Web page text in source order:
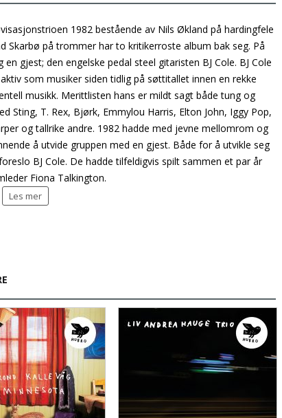
1982 bestående av Nils Økland på hardingfele
Skarbø på trommer har to kritikerroste album bak seg. På
gjest; den engelske pedal steel gitaristen BJ Cole. BJ Cole
som musiker siden tidlig på søttitallet innen en rekke
musikk. Merittlisten hans er mildt sagt både tung og
Sting, T. Rex, Bjørk, Emmylou Harris, Elton John, Iggy Pop,
og tallrike andre. 1982 hadde med jevne mellomrom og
å utvide gruppen med en gjest. Både for å utvikle seg
BJ Cole. De hadde tilfeldigvis spilt sammen et par år
Fiona Talkington.
Les mer